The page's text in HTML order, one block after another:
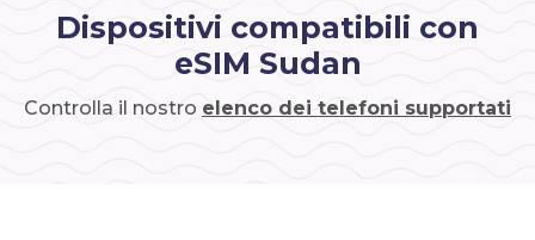
Dispositivi compatibili con
eSIM Sudan
Controlla il nostro elenco dei telefoni supportati